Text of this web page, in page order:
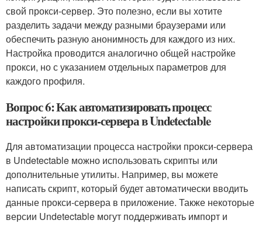
свой прокси-сервер. Это полезно, если вы хотите
разделить задачи между разными браузерами или
обеспечить разную анонимность для каждого из них.
Настройка проводится аналогично общей настройке
прокси, но с указанием отдельных параметров для
каждого профиля.
Вопрос 6: Как автоматизировать процесс
настройки прокси-сервера в Undetectable
Для автоматизации процесса настройки прокси-сервера
в Undetectable можно использовать скрипты или
дополнительные утилиты. Например, вы можете
написать скрипт, который будет автоматически вводить
данные прокси-сервера в приложение. Также некоторые
версии Undetectable могут поддерживать импорт и